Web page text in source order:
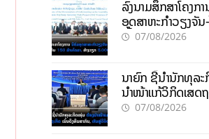
ລົງນາມສຶກສາໂຄງກ
ອຸດສາຫະກຳວຽງຈັນ
ເປົ້າດຶງທຶນ 150 ລ້ານໂ
07/08/2026
ນາຍົກ ຊີ້ນຳນັກທຸລ
ນຳໜ້າແກ້ວິກິດເສດຖ
ທຶນສາກົນ, ຫັນສູ່ດິຈິ
07/08/2026